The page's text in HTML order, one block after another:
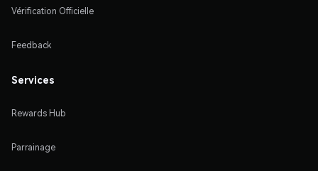
Vérification Officielle
Feedback
Services
Rewards Hub
Parrainage